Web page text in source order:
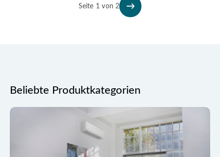
Seite 1 von 2
Beliebte Produktkategorien